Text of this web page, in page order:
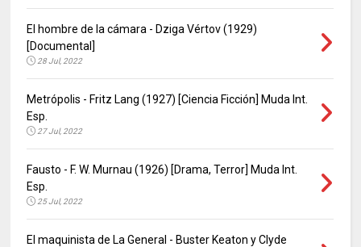
El hombre de la cámara - Dziga Vértov (1929)
[Documental]
28 Jul, 2022
Metrópolis - Fritz Lang (1927) [Ciencia Ficción] Muda Int.
Esp.
27 Jul, 2022
Fausto - F. W. Murnau (1926) [Drama, Terror] Muda Int.
Esp.
25 Jul, 2022
El maquinista de La General - Buster Keaton y Clyde